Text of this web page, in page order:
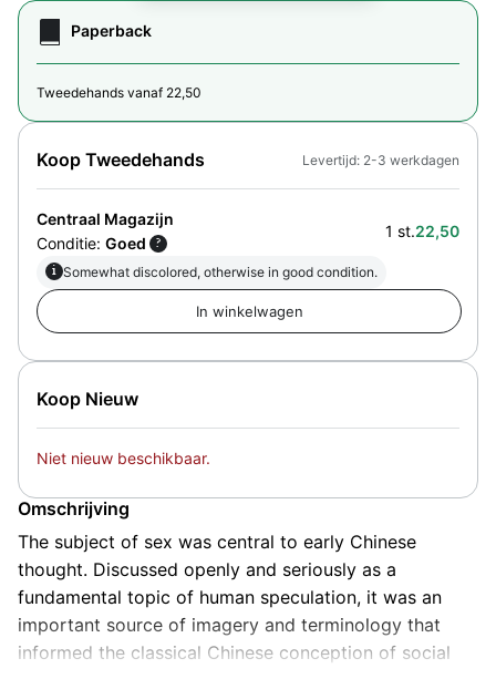
Paperback
Tweedehands vanaf 22,50
Koop Tweedehands
Centraal Magazijn
Conditie: Goed ?
1 st.22,50
i Somewhat discolored, otherwise in good condition.
Levertijd: 2-3 werkdagen
Koop Nieuw
Niet nieuw beschikbaar.
Omschrijving
The subject of sex was central to early Chinese
thought. Discussed openly and seriously as a
fundamental topic of human speculation, it was an
important source of imagery and terminology that
informed the classical Chinese conception of social